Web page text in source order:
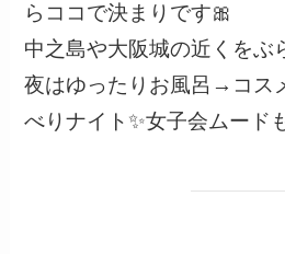
らココで決まりです🎀
中之島や大阪城の近くをぶ
夜はゆったりお風呂→コス
べりナイト✨女子会ムード